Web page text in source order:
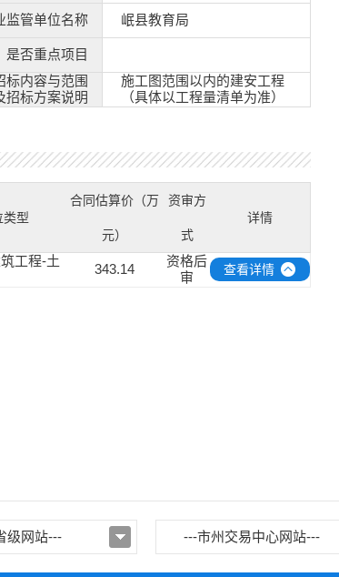
监管单位名称 岷县教育局
是否重点项目
标内容与范围
招标方案说明
施工图范围以内的建安工程
（具体以工程量清单为准）
类型
合同估算价（万
元）
资审方
式
详情
工程-土
343.14
资格后
审
查看详情
级网站--- ---市州交易中心网站---